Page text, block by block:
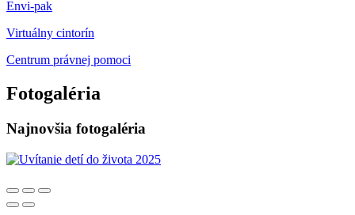
Envi-pak
Virtuálny cintorín
Centrum právnej pomoci
Fotogaléria
Najnovšia fotogaléria